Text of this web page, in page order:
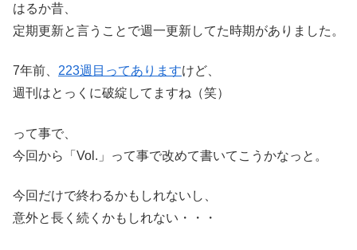
はるか昔、
定期更新と言うことで週一更新してた時期がありました。
7年前、 223週目ってありますけど、
週刊はとっくに破綻してますね（笑）
って事で、
今回から「Vol.」って事で改めて書いてこうかなっと。
今回だけで終わるかもしれないし、
意外と長く続くかもしれない・・・